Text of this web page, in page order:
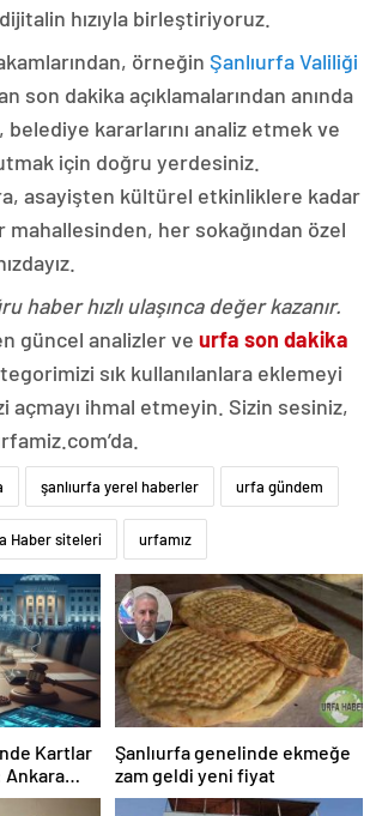
hızıyla birleştiriyoruz.
örneğin Şanlıurfa Valiliği
son dakika açıklamalarından anında
kararlarını analiz etmek ve
için doğru yerdesiniz.
asayişten kültürel etkinliklere kadar
mahallesinden, her sokağından özel
haber hızlı ulaşınca değer kazanır.
güncel analizler ve urfa son dakika
sık kullanılanlara eklemeyi
açmayı ihmal etmeyin. Sizin sesiniz,
şanlıurfa yerel haberler urfa gündem
Haber siteleri urfamız
Kartlar
Ankara
Gönderdi?
Şanlıurfa genelinde ekmeğe
zam geldi yeni fiyat